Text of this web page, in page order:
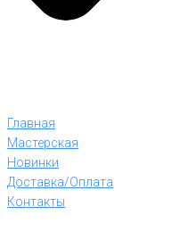
Главная
Мастерская
Новинки
Доставка/Оплата
Контакты